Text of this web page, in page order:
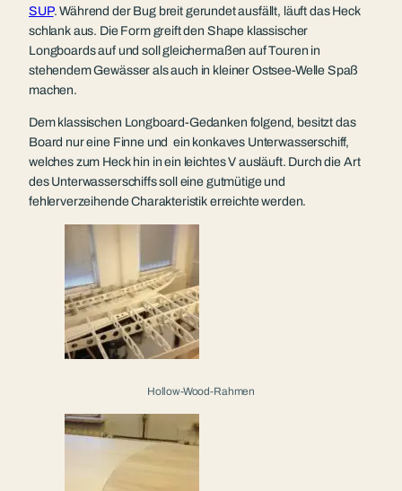
SUP. Während der Bug breit gerundet ausfällt, läuft das Heck
schlank aus. Die Form greift den Shape klassischer
Longboards auf und soll gleichermaßen auf Touren in
stehendem Gewässer als auch in kleiner Ostsee-Welle Spaß
machen.
Dem klassischen Longboard-Gedanken folgend, besitzt das
Board nur eine Finne und ein konkaves Unterwasserschiff,
welches zum Heck hin in ein leichtes V ausläuft. Durch die Art
des Unterwasserschiffs soll eine gutmütige und
fehlerverzeihende Charakteristik erreichte werden.
Hollow-Wood-Rahmen